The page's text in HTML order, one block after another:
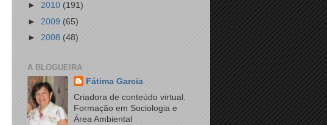
► 2010 (191)
► 2009 (65)
► 2008 (48)
A BLOGUEIRA
Fátima Garcia
Criadora de conteúdo virtual.
Formação em Sociologia e
Área Ambiental